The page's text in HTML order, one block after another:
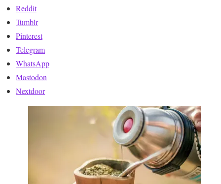
Reddit
Tumblr
Pinterest
Telegram
WhatsApp
Mastodon
Nextdoor